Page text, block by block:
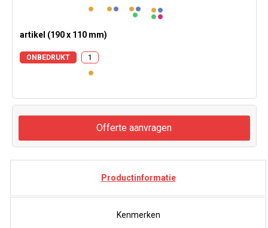
artikel (190 x 110 mm)
ONBEDRUKT 1
Offerte aanvragen
Productinformatie
Kenmerken